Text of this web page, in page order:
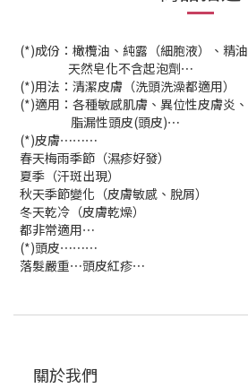
(*)成份：橄欖油、純露（細胞液）、精油
天然皂化不含起泡劑⋯
(*)用法：清潔皮膚（洗頭洗澡都適用）
(*)適用：各種敏感肌膚、異位性皮膚炎、
脂漏性頭皮(頭皮)⋯
(*)皮膚⋯⋯⋯
春天梅雨季節（濕疹好發）
夏季（汗斑出現）
秋天季節變化（皮膚敏感、脫屑）
冬天乾冷（皮膚乾燥）
都非常適用⋯
(*)頭皮⋯⋯⋯
落髮嚴重⋯頭皮紅疹⋯
關於我們